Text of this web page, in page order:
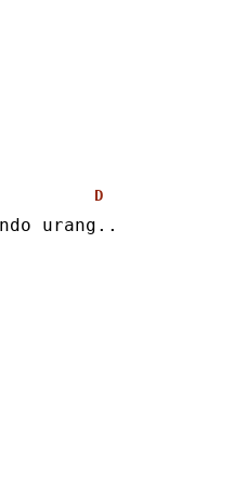
D
urang..